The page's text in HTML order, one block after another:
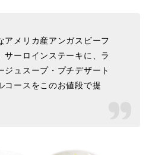
アメリカ産アンガスビーフ
サーロインステーキに、ラ
ジュスープ・プチデザート
コースをこのお値段で提